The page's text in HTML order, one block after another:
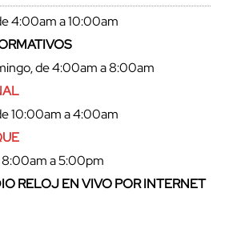
4:00am a 10:00am
de 4:00am a 8:00am
10:00am a 4:00am
8:00am a 5:00pm
RELOJ EN VIVO POR INTERNET